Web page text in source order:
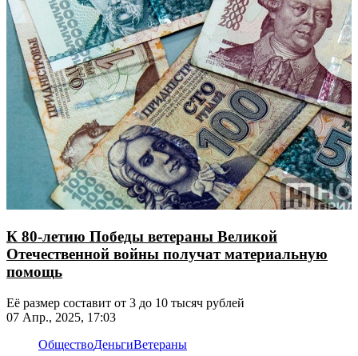
К 80-летию Победы ветераны Великой
Отечественной войны получат материальную
помощь
Её размер составит от 3 до 10 тысяч рублей
07 Апр., 2025, 17:03
ОбществоДеньгиВетераны